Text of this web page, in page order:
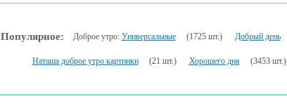
Популярное: Доброе утро: Универсальные (1725 шт.) Добрый день
Наташа доброе утро картинки (21 шт.) Хорошего дня (3453 шт.)